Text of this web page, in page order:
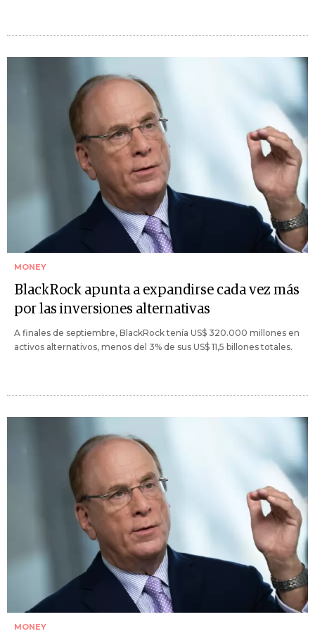
MONEY
BlackRock apunta a expandirse cada vez más
por las inversiones alternativas
A finales de septiembre, BlackRock tenía US$ 320.000 millones en
activos alternativos, menos del 3% de sus US$ 11,5 billones totales.
MONEY